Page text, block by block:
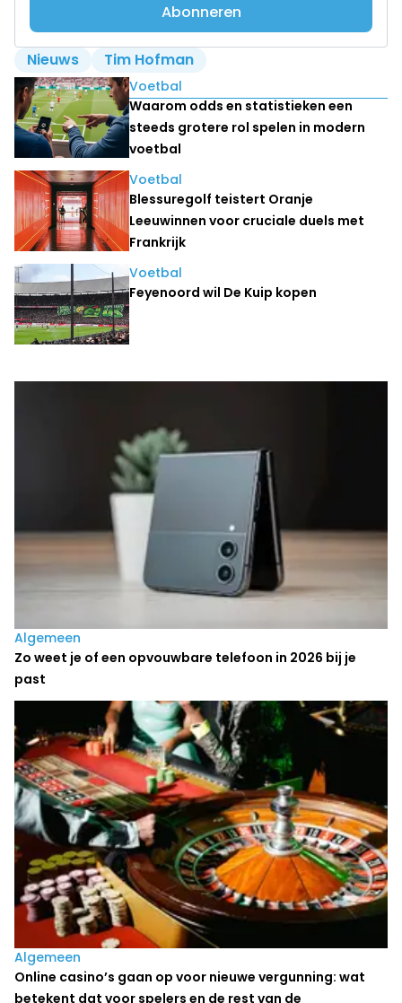
Abonneren
Nieuws Tim Hofman
Lees ook
Voetbal
Waarom odds en statistieken een
steeds grotere rol spelen in modern
voetbal
Voetbal
Blessuregolf teistert Oranje
Leeuwinnen voor cruciale duels met
Frankrijk
Voetbal
Feyenoord wil De Kuip kopen
Laatste nieuws
Algemeen
Zo weet je of een opvouwbare telefoon in 2026 bij je
past
Algemeen
Online casino’s gaan op voor nieuwe vergunning: wat
betekent dat voor spelers en de rest van de